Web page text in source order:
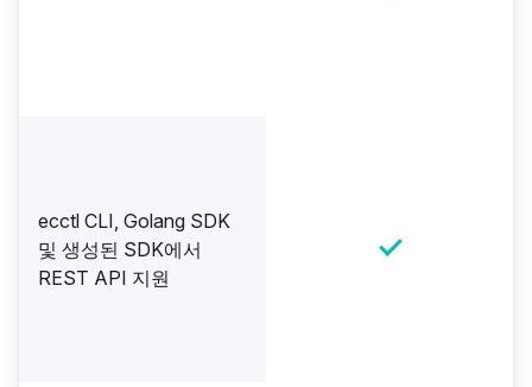
ecctl CLI, Golang SDK
및 생성된 SDK에서
REST API 지원